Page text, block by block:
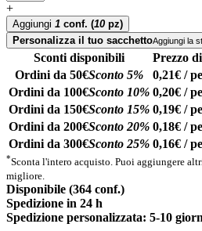
+
Aggiungi 1 conf. (10 pz)
Personalizza il tuo sacchettoAggiungi la
Sconti disponibili
Prezzo
Ordini da 50€Sconto 5%
0,21€ /
Ordini da 100€Sconto 10% 0,20€ /
Ordini da 150€Sconto 15% 0,19€ /
Ordini da 200€Sconto 20% 0,18€ /
Ordini da 300€Sconto 25% 0,16€ /
*Sconta l'intero acquisto. Puoi aggiungere
migliore.
Disponibile (364 conf.)
Spedizione in 24 h
Spedizione personalizzata: 5-10